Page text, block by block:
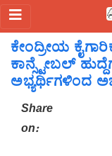
ಕೇಂದ್ರೀಯ
ಕಾನ್ಸ್ಟೇಬಲ್
ಅಭ್ಯರ್ಥಿಗಳಿಂದ
Share
on: